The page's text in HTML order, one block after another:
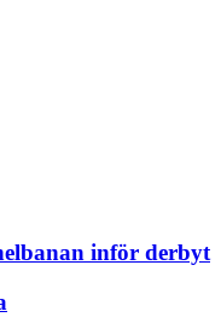
inför derbyt